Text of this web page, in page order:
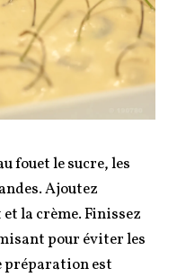
fouet le sucre, les
Ajoutez
la crème. Finissez
pour éviter les
préparation est